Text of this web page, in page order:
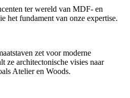
ter wereld van MDF- en
het fundament van onze expertise.
zet voor moderne
ze architectonische visies naar
Atelier en Woods.